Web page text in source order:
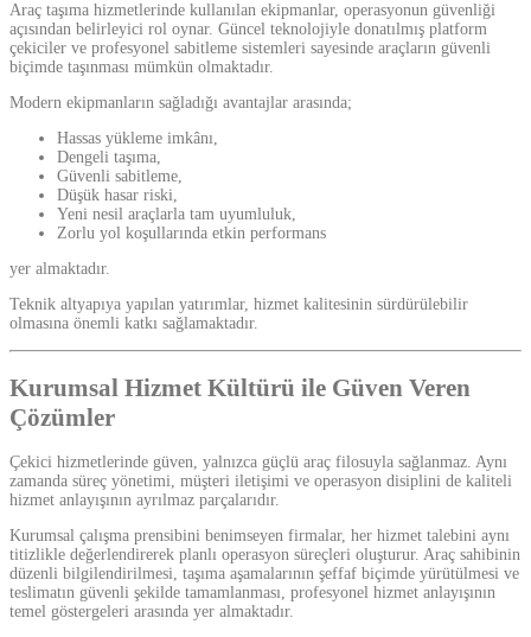
Araç taşıma hizmetlerinde kullanılan ekipmanlar, operasyonun güvenliği
açısından belirleyici rol oynar. Güncel teknolojiyle donatılmış platform
çekiciler ve profesyonel sabitleme sistemleri sayesinde araçların güvenli
biçimde taşınması mümkün olmaktadır.
Modern ekipmanların sağladığı avantajlar arasında;
Hassas yükleme imkânı,
Dengeli taşıma,
Güvenli sabitleme,
Düşük hasar riski,
Yeni nesil araçlarla tam uyumluluk,
Zorlu yol koşullarında etkin performans
yer almaktadır.
Teknik altyapıya yapılan yatırımlar, hizmet kalitesinin sürdürülebilir
olmasına önemli katkı sağlamaktadır.
Kurumsal Hizmet Kültürü ile Güven Veren
Çözümler
Çekici hizmetlerinde güven, yalnızca güçlü araç filosuyla sağlanmaz. Aynı
zamanda süreç yönetimi, müşteri iletişimi ve operasyon disiplini de kaliteli
hizmet anlayışının ayrılmaz parçalarıdır.
Kurumsal çalışma prensibini benimseyen firmalar, her hizmet talebini aynı
titizlikle değerlendirerek planlı operasyon süreçleri oluşturur. Araç sahibinin
düzenli bilgilendirilmesi, taşıma aşamalarının şeffaf biçimde yürütülmesi ve
teslimatın güvenli şekilde tamamlanması, profesyonel hizmet anlayışının
temel göstergeleri arasında yer almaktadır.